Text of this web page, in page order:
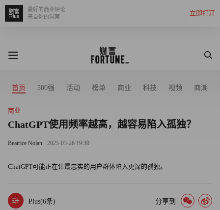
立即打开
最好的商业评论
来自你的洞察
首页 500强 活动 榜单 商业 科技 视频 商潮
商业
ChatGPT使用频率越高，越容易陷入孤独？
Beatrice Nolan 2025-03-26 19:30
ChatGPT可能正在让最忠实的用户群体陷入更深的孤独。
Plus(6条) 分享到